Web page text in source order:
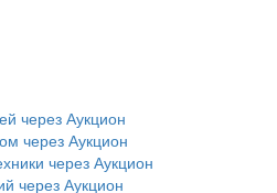
через Аукцион
через Аукцион
через Аукцион
через Аукцион